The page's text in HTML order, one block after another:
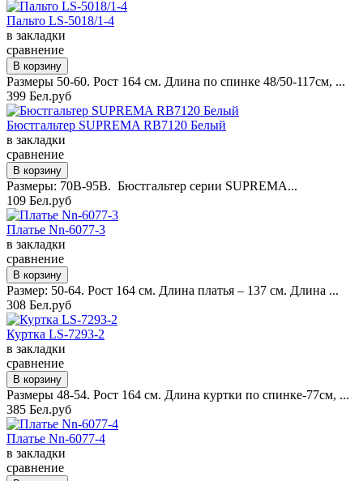
Пальто LS-5018/1-4
в закладки
сравнение
Размеры 50-60. Рост 164 см. Длина по спинке 48/50-117см, ...
399 Бел.руб
Бюстгальтер SUPREMA RB7120 Белый
в закладки
сравнение
Размеры: 70B-95B. Бюстгальтер серии SUPREMA...
109 Бел.руб
Платье Nn-6077-3
в закладки
сравнение
Размер: 50-64. Рост 164 см. Длина платья – 137 см. Длина ...
308 Бел.руб
Куртка LS-7293-2
в закладки
сравнение
Размеры 48-54. Рост 164 см. Длина куртки по спинке-77см, ...
385 Бел.руб
Платье Nn-6077-4
в закладки
сравнение